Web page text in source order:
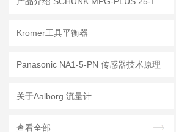
Kromer工具平衡器
Panasonic NA1-5-PN 传感器技术原理
关于Aalborg 流量计
查看全部